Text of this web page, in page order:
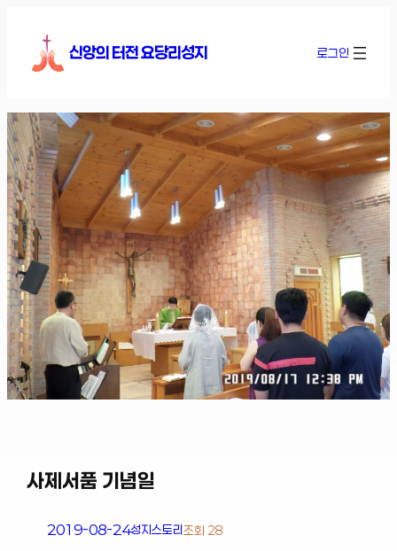
로
가
기
신앙의 터전 요당리성지 로그인
사제서품 기념일
2019-08-24성지스토리조회 28